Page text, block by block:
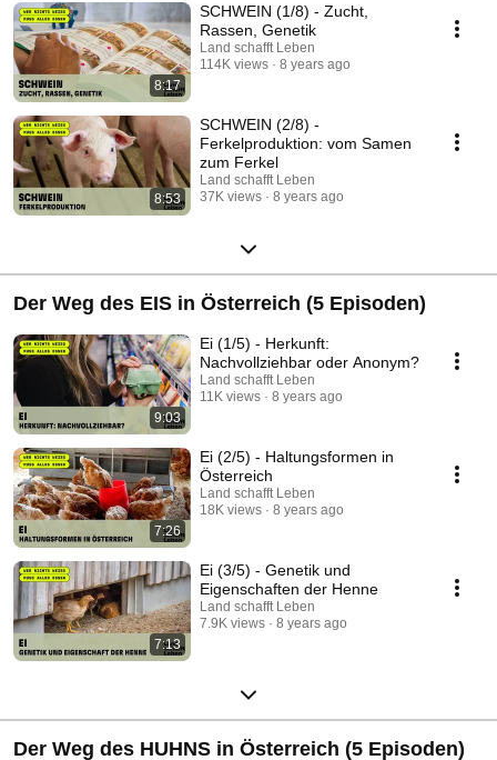
8:17
SCHWEIN (1/8) - Zucht,
Rassen, Genetik
Land schafft Leben
114K views
8 years ago
8:53
SCHWEIN (2/8) -
Ferkelproduktion: vom Samen
zum Ferkel
Land schafft Leben
37K views
8 years ago
Der Weg des EIS in Österreich (5 Episoden)
9:03
Ei (1/5) - Herkunft:
Nachvollziehbar oder Anonym?
Land schafft Leben
11K views
8 years ago
7:26
Ei (2/5) - Haltungsformen in
Österreich
Land schafft Leben
18K views
8 years ago
7:13
Ei (3/5) - Genetik und
Eigenschaften der Henne
Land schafft Leben
7.9K views
8 years ago
Der Weg des HUHNS in Österreich (5 Episoden)